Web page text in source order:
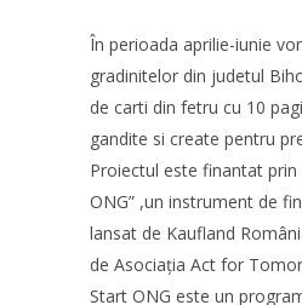
În perioada aprilie-iunie
gradinitelor din judetul
de carti din fetru cu 10
gandite si create pentru
Proiectul este finantat prin
ONG” ,un instrument de
lansat de Kaufland
de Asociația Act for
Start ONG este un